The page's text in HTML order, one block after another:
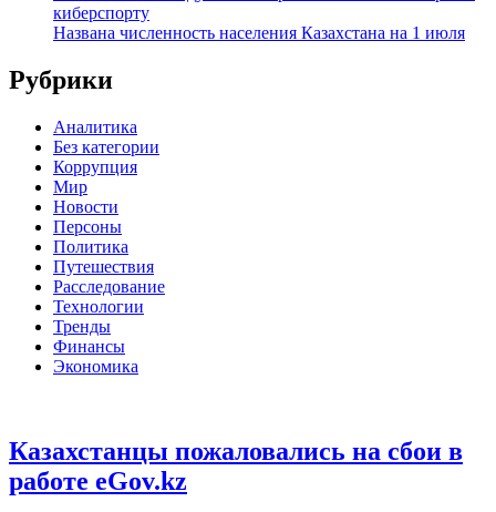
киберспорту
Названа численность населения Казахстана на 1 июля
Рубрики
Аналитика
Без категории
Коррупция
Мир
Новости
Персоны
Политика
Путешествия
Расследование
Технологии
Тренды
Финансы
Экономика
Казахстанцы пожаловались на сбои в
работе eGov.kz